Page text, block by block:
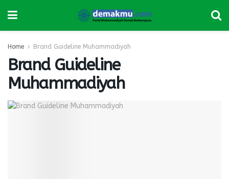
Home Brand Guideline Muhammadiyah
Brand Guideline
Muhammadiyah